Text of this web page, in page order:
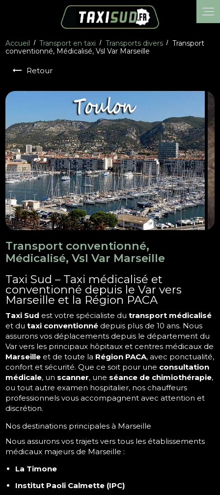
Accueil Transport en taxi Transports divers
Transport
conventionné, Médicalisé, Vsl Var Marseille
Retour
Transport conventionné,
Médicalisé, Vsl Var Marseille
Taxi Sud – Taxi médicalisé et
conventionné depuis le Var vers
Marseille et la Région PACA
Taxi Sud est votre spécialiste dutransport médicalisé
et dutaxi conventionné depuis plus de 10 ans. Nous
assurons vos déplacements depuis le département du
Var vers les principaux hôpitaux et centres médicaux de
Marseille et de toute la Région PACA, avec ponctualité,
confort et sécurité. Que ce soit pour une consultation
médicale, un scanner, une séance de chimiothérapie,
ou tout autre examen hospitalier, nos chauffeurs
professionnels vous accompagnent avec attention et
discrétion.
Nos destinations principales à Marseille
Nous assurons vos trajets vers tous les établissements
médicaux majeurs de Marseille :
La Timone
Institut Paoli Calmette (IPC)
Panneau de gestion des cookies